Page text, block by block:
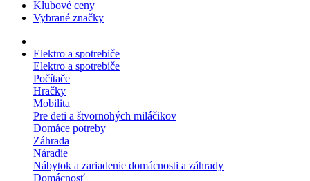
Klubové ceny
Vybrané značky
Elektro a spotrebiče
Elektro a spotrebiče
Počítače
Hračky
Mobilita
Pre deti a štvornohých miláčikov
Domáce potreby
Záhrada
Náradie
Nábytok a zariadenie domácnosti a záhrady
Domácnosť